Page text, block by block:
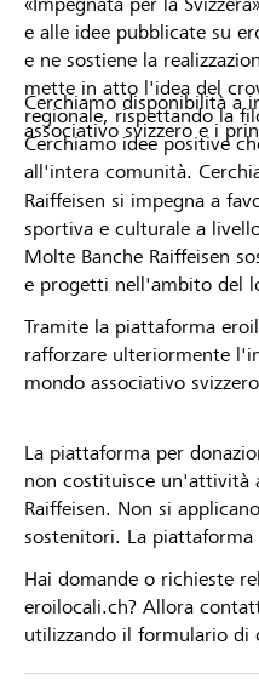
e alle idee pubblicate su
e ne sostiene la
mette in atto l'idea del
regionale, rispettando la
Cerchiamo idee positive
all'intera comunità.
Cerchiamo disponibilità a
associativo svizzero e i
Raiffeisen si impegna a
sportiva e culturale a
Molte Banche Raiffeisen
e progetti nell'ambito del
Tramite la piattaforma
rafforzare ulteriormente
mondo associativo
La piattaforma per
non costituisce un'attività
Raiffeisen. Non si
sostenitori. La
Hai domande o richieste
eroilocali.ch? Allora
utilizzando il formulario